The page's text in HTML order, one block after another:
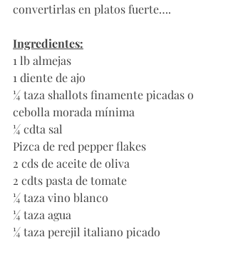
convertirlas en platos fuerte….
Ingredientes:
1 lb almejas
1 diente de ajo
¼ taza shallots finamente picadas o
cebolla morada mínima
¼ cdta sal
Pizca de red pepper flakes
2 cds de aceite de oliva
2 cdts pasta de tomate
¼ taza vino blanco
¼ taza agua
¼ taza perejil italiano picado